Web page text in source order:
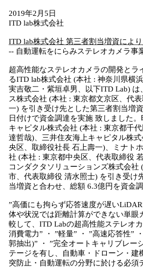
中
で
2019年2月5日
ITD lab株式会社
ITD lab株式会社 第三者割当増資に より
-- 自動運転をにらみステレオカメラ事
超高性能なステレオカメラの開発とラ
るITD lab株式会社 (本社 : 神奈川県横
実吉敬二・紫垣卓男、以下ITD Lab) は
ス株式会社 (本社 : 東京都文京区、代
一) を引き受け先とした第三者割当増
日付けで資金調達を実施 致しました。
キャピタル株式会社 (本社 : 東京都千
達哲哉)、三井住友海上キャピタル株
央区、取締役社長 石上壽一)、ミナト
社 (本社 : 東京都中央区、代表取締役
コンダクタソリューションズ株式会社
市、代表取締役 清水照士) を引き受け
当増資と合わせ、総額 6.3億円を資金
”高価にも拘らず応答速度が遅い
体や状況では距離計算ができない単眼
較して、ITD Labの超高性能ステレオ
消費電力” ・ ”軽量” ・ ”高速応答性”
郭抽出)” ・ ”完全オートキャリブレー
テージを有し、自動車・ドローン・建
突防止・自動運転の分野に於ける必須